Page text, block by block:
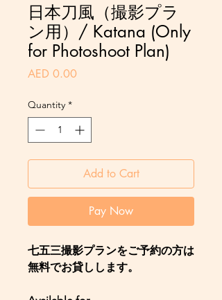
日本刀風（撮影プラ
ン用）/ Katana (Only
for Photoshoot Plan)
AED 0.00Price
Quantity *
Add to Cart
Pay Now
七五三撮影プランをご予約の方は
無料でお貸しします。